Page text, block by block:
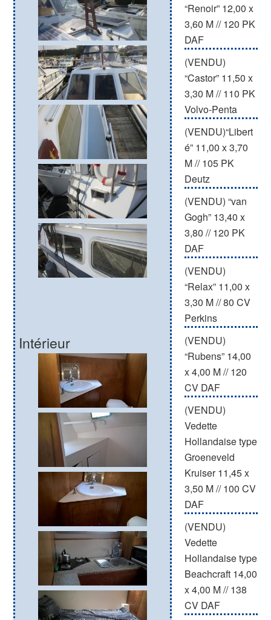
Intérieur
“Renoir” 12,00 x
3,60 M // 120 PK
DAF
(VENDU)
“Castor” 11,50 x
3,30 M // 110 PK
Volvo-Penta
(VENDU)“Libert
é” 11,00 x 3,70
M // 105 PK
Deutz
(VENDU) “van
Gogh” 13,40 x
3,80 // 120 PK
DAF
(VENDU)
“Relax” 11,00 x
3,30 M // 80 CV
Perkins
(VENDU)
“Rubens” 14,00
x 4,00 M // 120
CV DAF
(VENDU)
Vedette
Hollandaise type
Groeneveld
Kruiser 11,45 x
3,50 M // 100 CV
DAF
(VENDU)
Vedette
Hollandaise type
Beachcraft 14,00
x 4,00 M // 138
CV DAF